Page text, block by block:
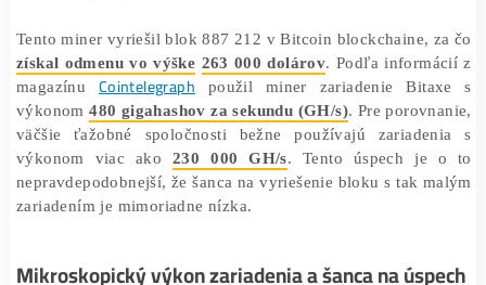
Solo Bitcoin miner s malým zariadením
obrovský úspech
Tento miner vyriešil blok 887 212 v Bitcoin blockchaine,
získal odmenu vo výške 263 000 dolárov . Podľa
magazínuCointelegraphpoužil miner zariadenie
výkonom480 gigahashov za sekundu (GH/s) . Pre
väčšie ťažobné spoločnosti bežne používajú
nepravdepodobnejší, že šanca na vyriešenie bloku s tak